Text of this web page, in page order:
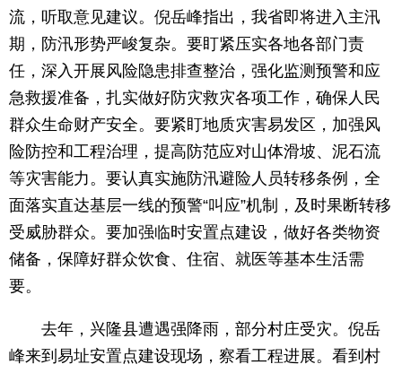
流，听取意见建议。倪岳峰指出，我省即将进入主汛
期，防汛形势严峻复杂。要盯紧压实各地各部门责
任，深入开展风险隐患排查整治，强化监测预警和应
急救援准备，扎实做好防灾救灾各项工作，确保人民
群众生命财产安全。要紧盯地质灾害易发区，加强风
险防控和工程治理，提高防范应对山体滑坡、泥石流
等灾害能力。要认真实施防汛避险人员转移条例，全
面落实直达基层一线的预警“叫应”机制，及时果断转移
受威胁群众。要加强临时安置点建设，做好各类物资
储备，保障好群众饮食、住宿、就医等基本生活需
要。
去年，兴隆县遭遇强降雨，部分村庄受灾。倪岳
峰来到易址安置点建设现场，察看工程进展。看到村